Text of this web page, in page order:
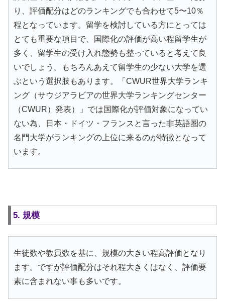
り、評価配分はどのランキングでも合わせて5〜10％
程となっています。留学を検討している方にとっては
とても重要な項目で、国際化の評価が高い程留学生が
多く、留学生の受け入れ態勢も整っていると考えて良
いでしょう。もちろんあえて留学生の少ない大学を選
ぶという選択肢もあります。「CWUR世界大学ランキ
ング（サウジアラビアの世界大学ランキングセンター
（CWUR）発表）」では国際化が評価対象になってい
ない為、日本・ドイツ・フランスと言った非英語圏の
名門大学がランキングの上位に来るのが特徴となって
います。
5. 規模
生徒数や教員数を基に、規模の大きい程高評価となり
ます。ですが評価配分はそれ程大きくはなく、評価要
素に含まれない事も多いです。